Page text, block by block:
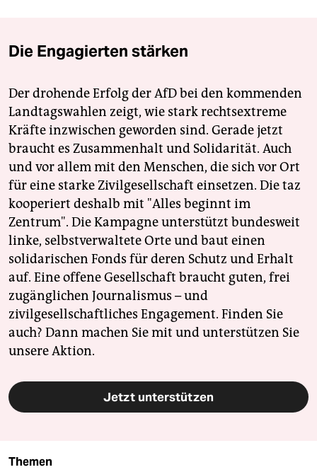
Die Engagierten stärken
Der drohende Erfolg der AfD bei den kommenden
Landtagswahlen zeigt, wie stark rechtsextreme
Kräfte inzwischen geworden sind. Gerade jetzt
braucht es Zusammenhalt und Solidarität. Auch
und vor allem mit den Menschen, die sich vor Ort
für eine starke Zivilgesellschaft einsetzen. Die taz
kooperiert deshalb mit "Alles beginnt im
Zentrum". Die Kampagne unterstützt bundesweit
linke, selbstverwaltete Orte und baut einen
solidarischen Fonds für deren Schutz und Erhalt
auf. Eine offene Gesellschaft braucht guten, frei
zugänglichen Journalismus – und
zivilgesellschaftliches Engagement. Finden Sie
auch? Dann machen Sie mit und unterstützen Sie
unsere Aktion.
Jetzt unterstützen
Themen